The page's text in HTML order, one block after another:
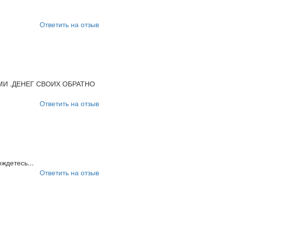
Ответить на отзыв
.ДЕНЕГ СВОИХ ОБРАТНО
Ответить на отзыв
Ответить на отзыв